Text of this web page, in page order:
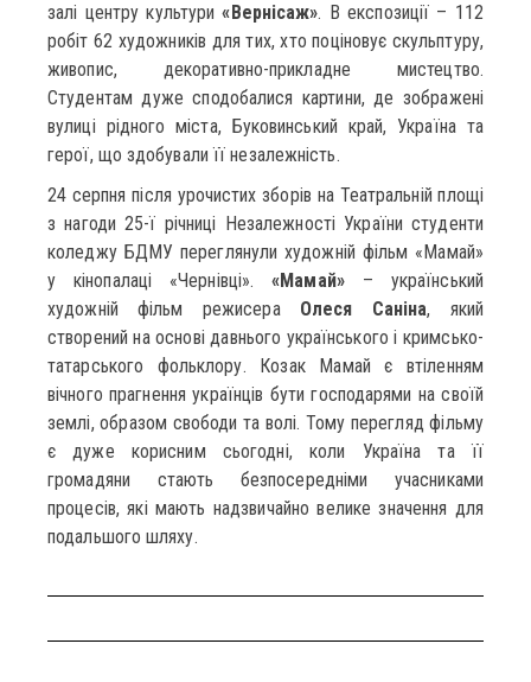
залі центру культури«Вернісаж». В експозиції – 112
робіт 62 художників для тих, хто поціновує скульптуру,
живопис, декоративно-прикладне мистецтво.
Студентам дуже сподобалися картини, де зображені
вулиці рідного міста, Буковинський край, Україна та
герої, що здобували її незалежність.
24 серпня після урочистих зборів на Театральній площі
з нагоди 25-ї річниці Незалежності України студенти
коледжу БДМУ переглянули художній фільм «Мамай»
у кінопалаці «Чернівці».«Мамай»– український
художній фільм режисера Олеся Саніна, який
створений на основі давнього українського і кримсько-
татарського фольклору. Козак Мамай є втіленням
вічного прагнення українців бути господарями на своїй
землі, образом свободи та волі. Тому перегляд фільму
є дуже корисним сьогодні, коли Україна та її
громадяни стають безпосередніми учасниками
процесів, які мають надзвичайно велике значення для
подальшого шляху.